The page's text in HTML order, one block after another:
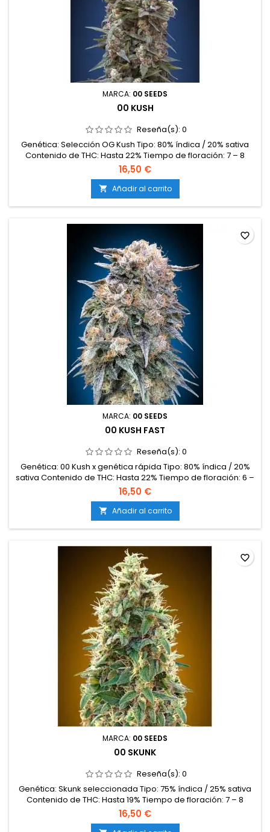
MARCA: 00 SEEDS
00 KUSH
Reseña(s): 0
Genética: Selección OG Kush Tipo: 80% índica / 20% sativa
Contenido de THC: Hasta 22% Tiempo de floración: 7 – 8
semanas en interior Producción en interior: 350 – 500 g/m²
Producción en exterior: 600 – 900 g/planta Altura: 75 – 100 cm
en interior; 200 – 250 cm en exterior Aromas y
sabores: Intensos cítricos con notas dulces y un fondo
terroso Efectos:...
16,50 €
 Añadir al carrito
MARCA: 00 SEEDS
00 KUSH FAST
Reseña(s): 0
Genética: 00 Kush x genética rápida Tipo: 80% índica / 20%
sativa Contenido de THC: Hasta 22% Tiempo de floración: 6 –
7 semanas en interior Producción en interior: 400 – 500 g/m²
Producción en exterior: 600 – 900 g/planta Altura: 75 – 100 cm
en interior; hasta 220 cm en exterior Aromas y
sabores: Cítricos frescos, dulces y un fondo terroso kush
Efectos:...
16,50 €
 Añadir al carrito
favorite_border
MARCA: 00 SEEDS
00 SKUNK
Reseña(s): 0
Genética: Skunk seleccionada Tipo: 75% índica / 25% sativa
Contenido de THC: Hasta 19% Tiempo de floración: 7 – 8
semanas en interior Producción en interior: 500 – 550 g/m²
Producción en exterior: 700 – 900 g/planta Altura: 80 – 120 cm
16,50 €
favorite_border